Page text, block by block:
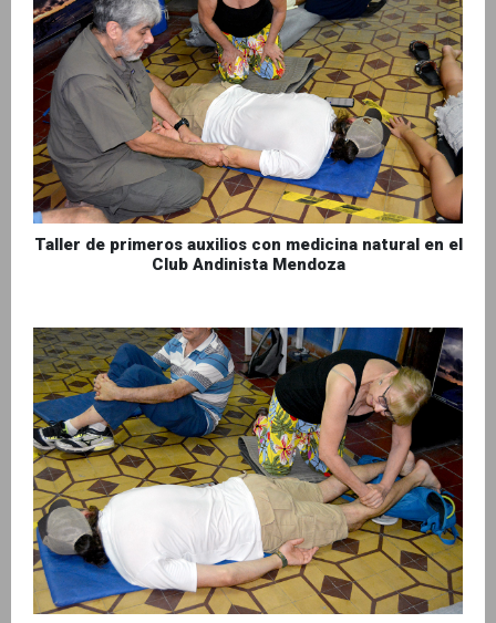
Taller de primeros auxilios con medicina natural en el
Club Andinista Mendoza